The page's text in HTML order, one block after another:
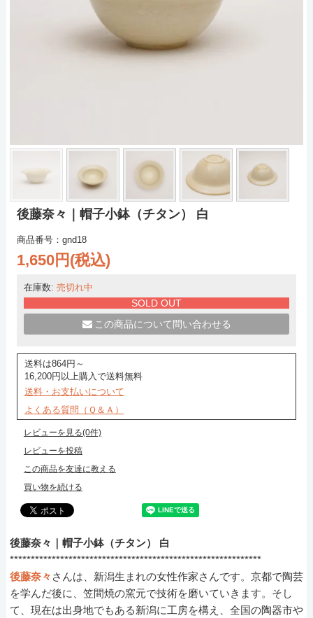
後藤奈々｜帽子小鉢（チタン） 白
商品番号：gnd18
1,650円(税込)
在庫数: 売切れ中
SOLD OUT
この商品について問い合わせる
送料は864円～
16,200円以上購入で送料無料
送料・お支払いについて
よくある質問（Ｑ＆Ａ）
レビューを見る(0件)
レビューを投稿
この商品を友達に教える
買い物を続ける
後藤奈々｜帽子小鉢（チタン） 白
************************************************************
後藤奈々 さんは、新潟生まれの女性作家さんです。京都で陶芸
を学んだ後に、笠間焼の窯元で技術を磨いていきます。そし
て、現在は出身地でもある新潟に工房を構え、全国の陶器市や